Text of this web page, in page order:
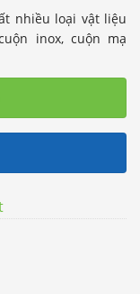
nhiều loại vật liệu
inox, cuộn mạ